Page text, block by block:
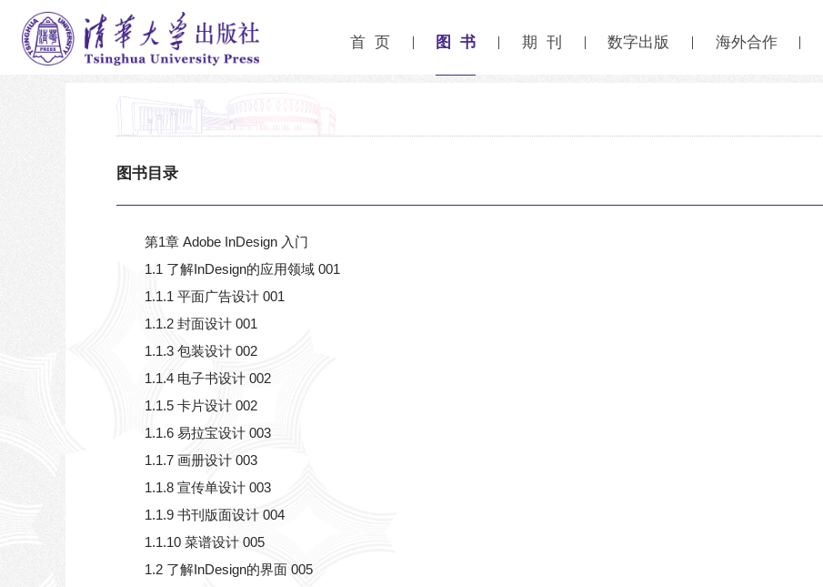
首 页 图 书 期 刊 数字出版 海外合作
图书目录
第1章 Adobe InDesign 入门
1.1 了解InDesign的应用领域 001
1.1.1 平面广告设计 001
1.1.2 封面设计 001
1.1.3 包装设计 002
1.1.4 电子书设计 002
1.1.5 卡片设计 002
1.1.6 易拉宝设计 003
1.1.7 画册设计 003
1.1.8 宣传单设计 003
1.1.9 书刊版面设计 004
1.1.10 菜谱设计 005
1.2 了解InDesign的界面 005